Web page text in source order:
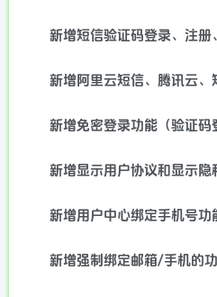
新增短信验证码登录、注
新增阿里云短信、腾讯云
新增免密登录功能（验证码
新增显示用户协议和显示隐
新增用户中心绑定手机号功
新增强制绑定邮箱/手机的